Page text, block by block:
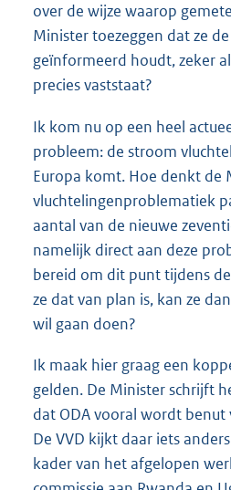
over de wijze waarop
Minister toezeggen dat ze
geïnformeerd houdt, zeker
precies vaststaat?
Ik kom nu op een heel
probleem: de stroom
Europa komt. Hoe denkt de
vluchtelingenproblematiek
aantal van de nieuwe
namelijk direct aan deze
bereid om dit punt tijdens
ze dat van plan is, kan ze
wil gaan doen?
Ik maak hier graag een
gelden. De Minister schrijft
dat ODA vooral wordt
De VVD kijkt daar iets
kader van het afgelopen